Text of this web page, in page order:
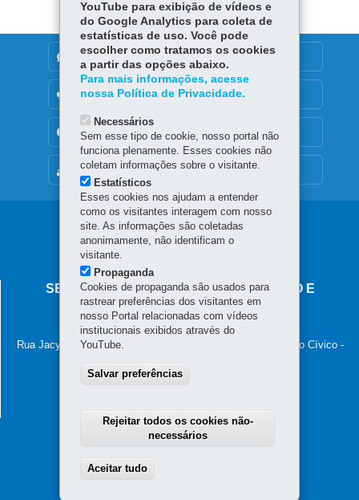
MAPA DO SITE
DENUNCIE CORRUPÇÃO
OUVIDORIA
TRANSPARÊNCIA INSTITUCIONAL
Navegação
principal
SECRETARIA DA INDÚSTRIA, COMÉRCIO E
SERVIÇOS
Palácio das Araucárias
Rua Jacy Loureiro de Campos, s/n - 5º andar - ALA C - Centro Cívico -
(41) 3235-8898
Horário de atendimento: das 8h às 18h
YouTube para exibição de vídeos e
do Google Analytics para coleta de
estatísticas de uso. Você pode
escolher como tratamos os cookies
a partir das opções abaixo.
Para mais informações, acesse
nossa Política de Privacidade.
Necessários
Sem esse tipo de cookie, nosso portal não
funciona plenamente. Esses cookies não
coletam informações sobre o visitante.
Estatísticos
Esses cookies nos ajudam a entender
como os visitantes interagem com nosso
site. As informações são coletadas
anonimamente, não identificam o
visitante.
Propaganda
Cookies de propaganda são usados para
rastrear preferências dos visitantes em
nosso Portal relacionadas com vídeos
institucionais exibidos através do
YouTube.
Salvar preferências
Rejeitar todos os cookies não-
necessários
Aceitar tudo